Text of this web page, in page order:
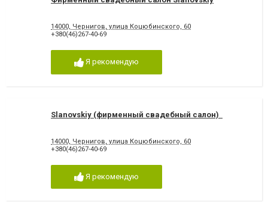
14000, Чернигов, улица Коцюбинского, 60
+380(46)267-40-69
Я рекомендую
Slanovskiy (фирменный свадебный салон)
14000, Чернигов, улица Коцюбинского, 60
+380(46)267-40-69
Я рекомендую